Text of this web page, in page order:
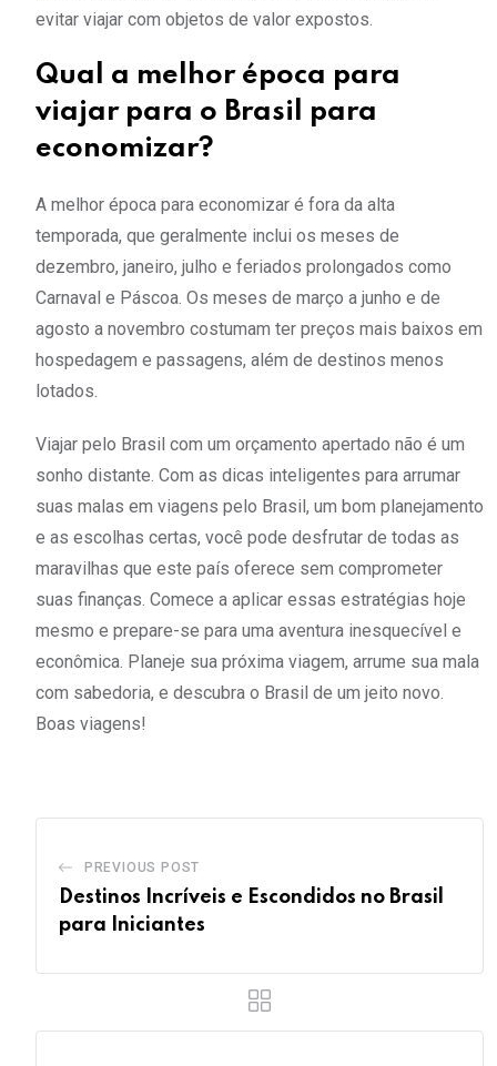
evitar viajar com objetos de valor expostos.
Qual a melhor época para
viajar para o Brasil para
economizar?
A melhor época para economizar é fora da alta
temporada, que geralmente inclui os meses de
dezembro, janeiro, julho e feriados prolongados como
Carnaval e Páscoa. Os meses de março a junho e de
agosto a novembro costumam ter preços mais baixos em
hospedagem e passagens, além de destinos menos
lotados.
Viajar pelo Brasil com um orçamento apertado não é um
sonho distante. Com as dicas inteligentes para arrumar
suas malas em viagens pelo Brasil, um bom planejamento
e as escolhas certas, você pode desfrutar de todas as
maravilhas que este país oferece sem comprometer
suas finanças. Comece a aplicar essas estratégias hoje
mesmo e prepare-se para uma aventura inesquecível e
econômica. Planeje sua próxima viagem, arrume sua mala
com sabedoria, e descubra o Brasil de um jeito novo.
Boas viagens!
PREVIOUS POST
Destinos Incríveis e Escondidos no Brasil
para Iniciantes